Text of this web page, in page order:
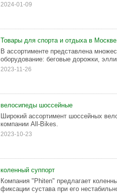
2024-01-09
Товары для спорта и отдыха в
В ассортименте представлена
оборудование: беговые дорожки,
2023-11-26
велосипеды шоссейные
Широкий ассортимент шоссейных
компании All-Bikes.
2023-10-23
коленный суппорт
Компания "Phiten" предлагает
фиксации сустава при его